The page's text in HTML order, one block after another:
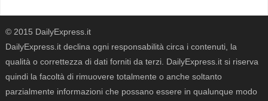
© 2015 DailyExpress.it
DailyExpress.it declina ogni responsabilità circa i contenuti, la
qualità o correttezza di dati forniti da terzi. DailyExpress.it si riserva
quindi la facoltà di rimuovere totalmente o anche soltanto
parzialmente informazioni che possano essere in qualunque modo